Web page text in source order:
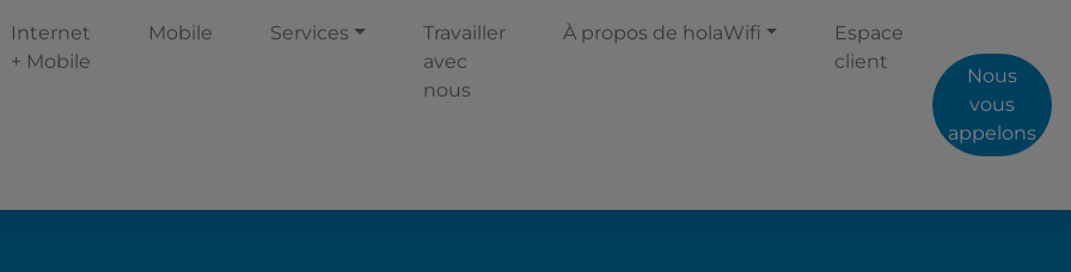
Internet
+ Mobile
Mobile Services
Travailler
avec
nous
À propos de holaWifi
Espace
client
Nous
vous
appelons